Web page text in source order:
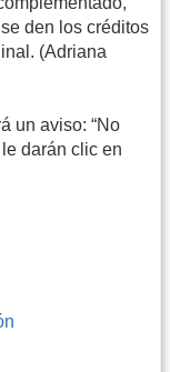
den los créditos
(Adriana
un aviso: “No
darán clic en